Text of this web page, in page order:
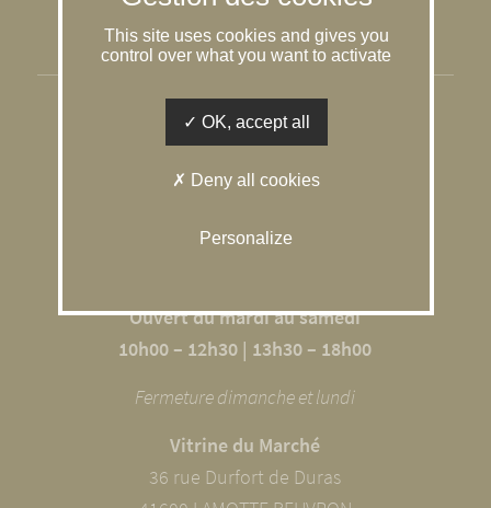
RGPD
Gestion des cookies
SOLOGNE CONSEIL IMMOBILIER
L’agence du Caquetoire
41600 SOUVIGNY EN SOLOGNE
Ouvert du mardi au samedi
10h00 – 12h30 | 13h30 – 18h00
Fermeture dimanche et lundi
Vitrine du Marché
36 rue Durfort de Duras
This site uses cookies and gives you
control over what you want to activate
OK, accept all
Deny all cookies
Personalize